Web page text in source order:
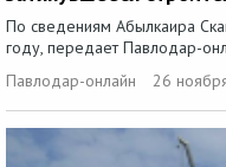
По сведениям Абылкаира
году, передает Павлодар-
Павлодар-онлайн
26